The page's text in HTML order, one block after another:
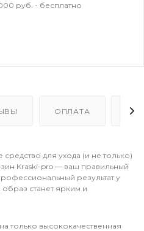
руб. - бесплатно
ОПЛАТА
для ухода (и не только)
Kraski-pro — ваш правильный
результат у
станет ярким и
только высококачественная